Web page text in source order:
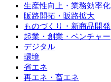
生産性向上・業務効率化
販路開拓・販路拡大
ものづくり・新商品開発
起業・創業・ベンチャー
デジタル
環境
省エネ
再エネ・畜エネ